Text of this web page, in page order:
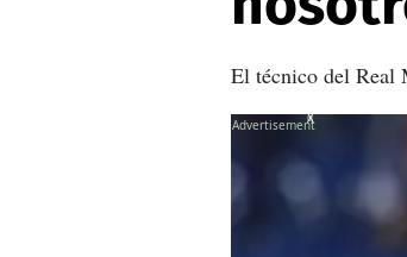
El técnico del Real
X